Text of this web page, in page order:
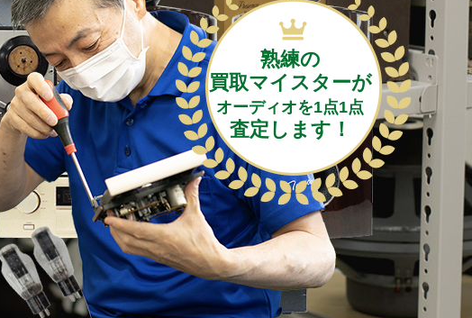
熟練の
買取マイスターが
オーディオを1点1点
査定します！